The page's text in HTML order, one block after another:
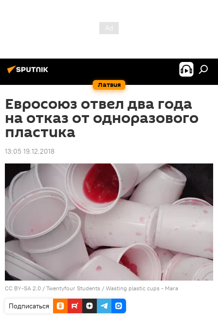
Латвия
Евросоюз отвел два года
на отказ от одноразового
пластика
13:05 19.12.2018
CC BY-SA 2.0 / Twentyfour Students / Wasting plastic cups - Mara
Подписаться